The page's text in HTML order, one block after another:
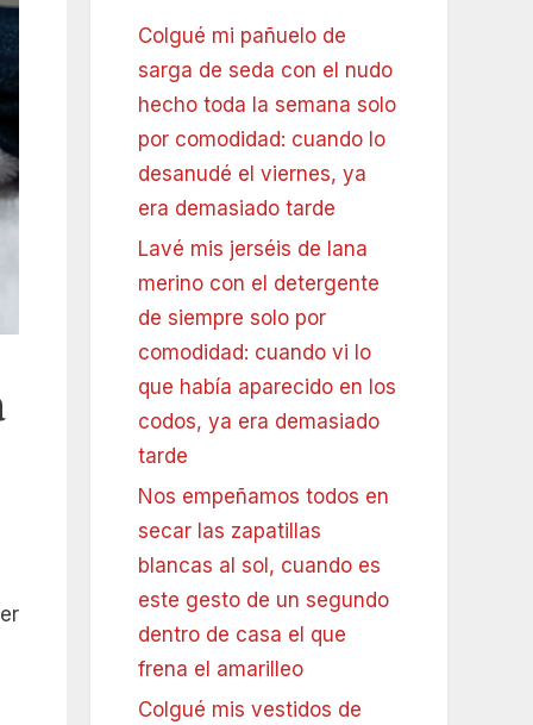
Colgué mi pañuelo de
sarga de seda con el nudo
hecho toda la semana solo
por comodidad: cuando lo
desanudé el viernes, ya
era demasiado tarde
Lavé mis jerséis de lana
merino con el detergente
de siempre solo por
comodidad: cuando vi lo
que había aparecido en los
codos, ya era demasiado
tarde
Nos empeñamos todos en
secar las zapatillas
blancas al sol, cuando es
este gesto de un segundo
dentro de casa el que
frena el amarilleo
Colgué mis vestidos de